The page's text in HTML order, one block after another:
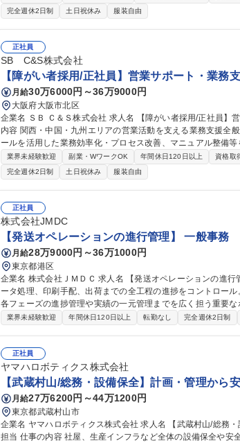
Copilot、ChatGPT等)を活用したAIエージェント作成や問い合
用しています。障がい配慮に関する面談や在宅勤務など、無理なく
【障がい者採用/契約社員】内勤オペレーション(Microsoft製品
完全週休2日制
土日祝休み 服装自由
正社員
SB C&S株式会社
【障がい者採用/正社員】営業サポート・業
月給30万6000円～36万9000円
大阪府大阪市北区
企業名 ＳＢ Ｃ＆Ｓ株式会社 求人名 【障がい者採用/正社員】営業サポート・業務支援/SoftBankグループ 仕事の
内容 関西・中国・九州エリアの営業活動を支える業務支援全
ールを活用した業務効率化・プロセス改善、マニュアル整備等をお任せします。 【詳細
ル取得、納期調整、メーカー出荷報告）/納期回答・納期管理/
内申請業務/各種事務・庶務業務/AIツールを活用した業務効率
き方】TeamsやGoogle Chatを中心にコミュニケーションを
宅勤務も可能です。 募集職種 【障がい者採用/正社
業界未経験歓迎 副業・WワークOK 年間休日120日以上 資格取
完全週休2日制
土日祝休み 服装自由
正社員
株式会社JMDC
【発送オペレーションの進行管理】 一般事務
月給28万9000円～36万1000円
東京都港区
企業名 株式会社ＪＭＤＣ 求人名 【発送オペレーションの進行管理】 仕事の内容 案件受注から納期に合わせたデ
ータ処理、印刷手配、出荷までの全工程の進捗をコントロー
各フェーズの進捗管理や実績の一元管理までを広く担う重要なポジションです [1]内製業
対応・資材管理 [2]外注業務：発注進行 [3]進行管理・事務：
業界未経験歓迎 年間休日120日以上 転勤なし 完全週休2日制
正社員
ヤマハロボティクス株式会社
【武蔵村山/総務・設備保全】計画・管理から
月給27万6200円～44万1200円
東京都武蔵村山市
企業名 ヤマハロボティクス株式会社 求人名 【武蔵村山/総務・設備保全】計画・管理から安全・環境まで幅広く
担当 仕事の内容 社屋、生産インフラなど全体の設備保全や安全/環境マネジメントを含む総務業務をお任せしま